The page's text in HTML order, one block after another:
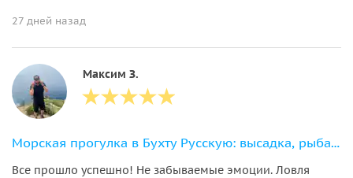
27 дней назад
Максим З.
Морская прогулка в Бухту Русскую: высадка, рыбалка и крабовое сафари
Все прошло успешно! Не забываемые эмоции. Ловля